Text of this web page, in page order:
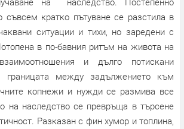
съвсем кратко пътуване се разстила в
ситуации и тихи, но заредени с
в по-бавния ритъм на живота на
и дълго потискани
границата между задължението към
копнежи и нужди се размива все
на наследство се превръща в търсене
Разказан с фин хумор и топлина,